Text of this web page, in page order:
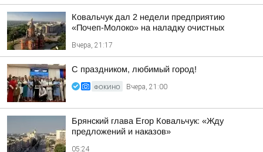
Ковальчук дал 2 недели предприятию
«Почеп-Молоко» на наладку очистных
Вчера, 21:17
С праздником, любимый город!
ФОКИНО Вчера, 21:00
Брянский глава Егор Ковальчук: «Жду
предложений и наказов»
05:24